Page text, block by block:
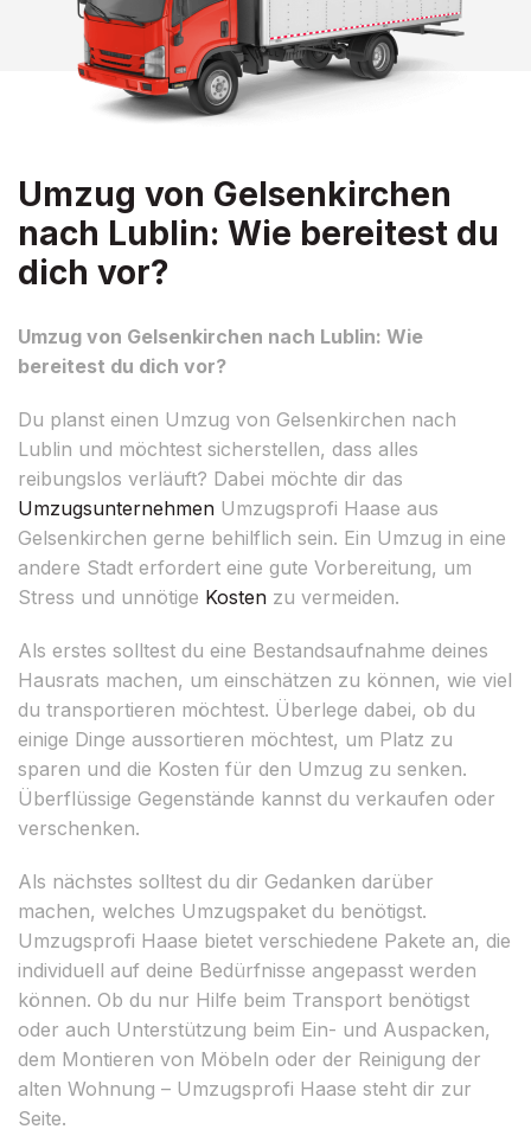
Umzug von Gelsenkirchen
nach Lublin: Wie bereitest du
dich vor?
Umzug von Gelsenkirchen nach Lublin: Wie
bereitest du dich vor?
Du planst einen Umzug von Gelsenkirchen nach
Lublin und möchtest sicherstellen, dass alles
reibungslos verläuft? Dabei möchte dir das
Umzugsunternehmen Umzugsprofi Haase aus
Gelsenkirchen gerne behilflich sein. Ein Umzug in eine
andere Stadt erfordert eine gute Vorbereitung, um
Stress und unnötige Kosten zu vermeiden.
Als erstes solltest du eine Bestandsaufnahme deines
Hausrats machen, um einschätzen zu können, wie viel
du transportieren möchtest. Überlege dabei, ob du
einige Dinge aussortieren möchtest, um Platz zu
sparen und die Kosten für den Umzug zu senken.
Überflüssige Gegenstände kannst du verkaufen oder
verschenken.
Als nächstes solltest du dir Gedanken darüber
machen, welches Umzugspaket du benötigst.
Umzugsprofi Haase bietet verschiedene Pakete an, die
individuell auf deine Bedürfnisse angepasst werden
können. Ob du nur Hilfe beim Transport benötigst
oder auch Unterstützung beim Ein- und Auspacken,
dem Montieren von Möbeln oder der Reinigung der
alten Wohnung – Umzugsprofi Haase steht dir zur
Seite.